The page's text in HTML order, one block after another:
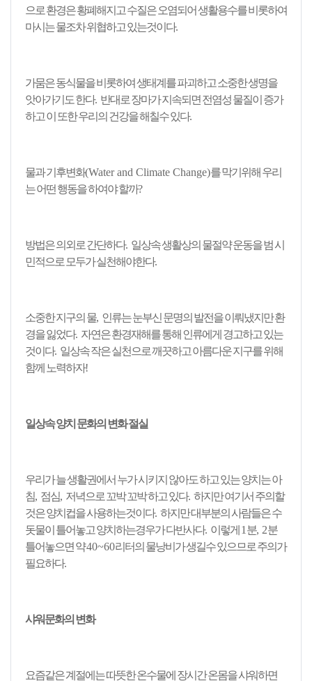
으로 환경은 황폐해지고 수질은 오염되어 생활용수를 비롯하여
마시는 물조차 위협하고 있는것이다.
가뭄은 동식물을 비롯하여 생태계를 파괴하고 소중한 생명을
앗아가기도 한다. 반대로 장마가 지속되면 전염성 물질이 증가
하고 이 또한 우리의 건강을 해칠수 있다.
물과 기후변화(Water and Climate Change)를 막기위해 우리
는 어떤 행동을 하여야 할까?
방법은 의외로 간단하다. 일상속 생활상의 물절약 운동을 범 시
민적으로 모두가 실천해야한다.
소중한 지구의 물, 인류는 눈부신 문명의 발전을 이뤄냈지만 환
경을 잃었다. 자연은 환경재해를 통해 인류에게 경고하고 있는
것이다. 일상속 작은 실천으로 깨끗하고 아름다운 지구를 위해
함께 노력하자!
일상속 양치 문화의 변화 절실
우리가 늘 생활권에서 누가 시키지 않아도 하고 있는 양치는 아
침, 점심, 저녁으로 꼬박 꼬박 하고 있다. 하지만 여기서 주의할
것은 양치컵을 사용하는것이다. 하지만 대부분의 사람들은 수
돗물이 틀어놓고 양치하는경우가 다반사다. 이렇게 1 분, 2분
틀어놓으면 약40~60리터의 물낭비가 생길수 있으므로 주의가
필요하다.
샤워문화의 변화
요즘같은 계절에는 따뜻한 온수물에 장시간 온몸을 샤워하면